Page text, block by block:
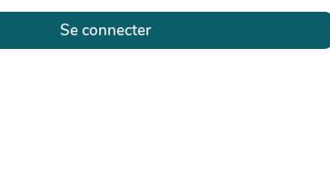
Se connecter